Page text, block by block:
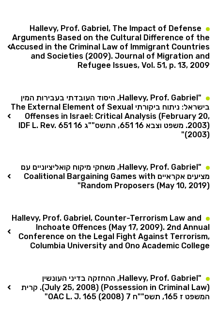
Hallevy, Prof. Gabriel, The Impact of Defense
Arguments Based on the Cultural Difference of the
Accused in the Criminal Law of Immigrant Countries
and Societies (2009). Journal of Migration and
Refugee Issues, Vol. 51, p. 13, 2009
"Hallevy, Prof. Gabriel, היסוד העובדתי בעבירות המין
בישראל: ניתוח ביקורתי The External Element of Sexual
Offenses in Israel: Critical Analysis (February 20,
2003). משפט וצבא 16 651, התשס""ג 16 IDF L. Rev. 651
(2003)"
"Hallevy, Prof. Gabriel, משחקי מיקוח קואליציוניים עם
מציעים אקראיים Coalitional Bargaining Games with
Random Proposers (May 10, 2019)"
Hallevy, Prof. Gabriel, Counter-Terrorism Law and
Inchoate Offences (May 17, 2009). 2nd Annual
Conference on the Legal Fight Against Terrorism,
Columbia University and Ono Academic College
"Hallevy, Prof. Gabriel, ההחזקה בדיני העונשין
(Possession in Criminal Law) (July 25, 2008). קרית
המשפט ז 165, תשס""ח 7 OAC L. J. 165 (2008)"